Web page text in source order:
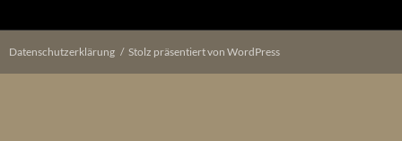
Datenschutzerklärung Stolz präsentiert von WordPress